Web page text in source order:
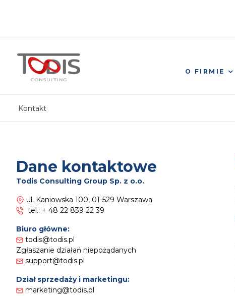
O FIRMIE
Kontakt
Dane kontaktowe
Todis Consulting Group Sp. z o.o.
ul. Kaniowska 100, 01-529 Warszawa
tel.: + 48 22 839 22 39
Biuro główne:
todis@todis.pl
Zgłaszanie działań niepożądanych
support@todis.pl
Dział sprzedaży i marketingu:
marketing@todis.pl